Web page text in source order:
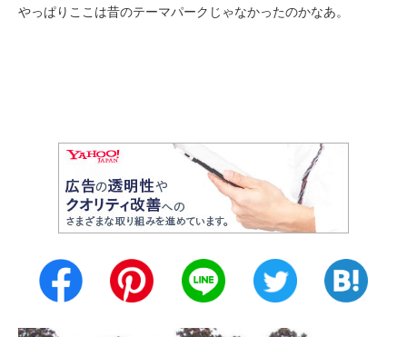
やっぱりここは昔のテーマパークじゃなかったのかなあ。